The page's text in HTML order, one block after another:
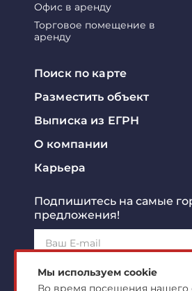
Офис в аренду
Торговое помещение в
аренду
Поиск по карте
Разместить объект
Выписка из ЕГРН
О компании
Карьера
Подпишитесь на самые
предложения!
Подписаться!
Мы используем cookie
Во время посещения нашего